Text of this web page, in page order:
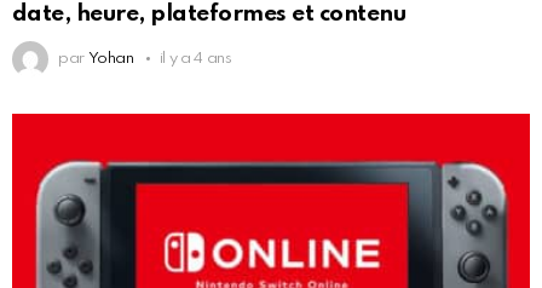
date, heure, plateformes et contenu
par Yohan il y a 4 ans